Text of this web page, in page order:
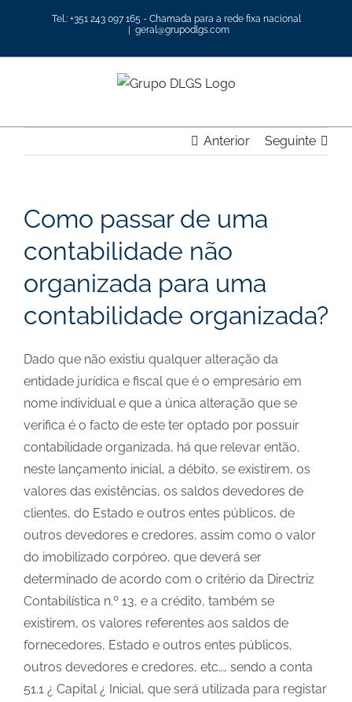
content
Tel.: +351 243 097 165 - Chamada para a rede fixa nacional
geral@grupodlgs.com
Anterior Seguinte
Como passar de uma
contabilidade não
organizada para uma
contabilidade organizada?
Dado que não existiu qualquer alteração da
entidade jurídica e fiscal que é o empresário em
nome individual e que a única alteração que se
verifica é o facto de este ter optado por possuir
contabilidade organizada, há que relevar então,
neste lançamento inicial, a débito, se existirem, os
valores das existências, os saldos devedores de
clientes, do Estado e outros entes públicos, de
outros devedores e credores, assim como o valor
do imobilizado corpóreo, que deverá ser
determinado de acordo com o critério da Directriz
Contabilística n.º 13, e a crédito, também se
existirem, os valores referentes aos saldos de
fornecedores, Estado e outros entes públicos,
outros devedores e credores, etc…, sendo a conta
51.1 ¿ Capital ¿ Inicial, que será utilizada para registar